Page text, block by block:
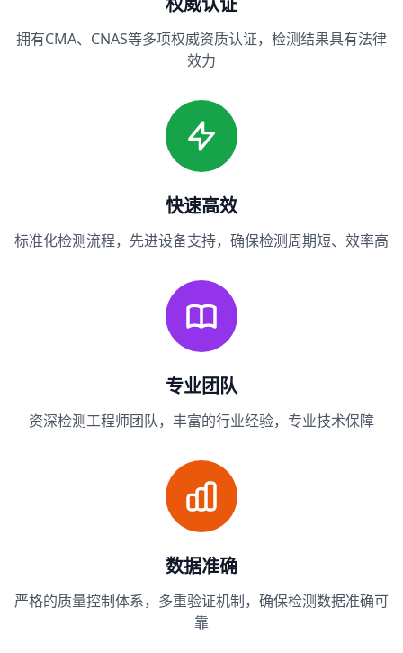
拥有CMA、CNAS等多项权威资质认证，检测结果具有法律
效力
快速高效
标准化检测流程，先进设备支持，确保检测周期短、效率高
专业团队
资深检测工程师团队，丰富的行业经验，专业技术保障
数据准确
严格的质量控制体系，多重验证机制，确保检测数据准确可
靠